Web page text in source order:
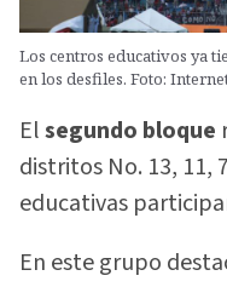
Los centros educativos ya
en los desfiles. Foto:
Elsegundo bloque
distritos No. 13, 11,
educativas
En este grupo